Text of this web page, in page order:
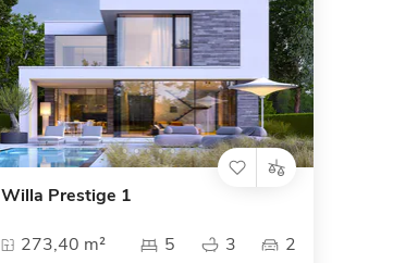
Willa Prestige 1
273,40 m² 5 3 2